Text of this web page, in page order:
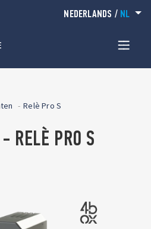
NEDERLANDS / NL
Relè Pro S
RELÈ PRO S